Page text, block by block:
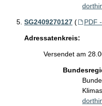
SG2409270127 ( PDF
Adressatenkreis:
Versendet am